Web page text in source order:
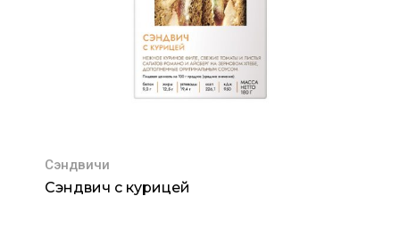
Сэндвичи
Сэндвич с курицей